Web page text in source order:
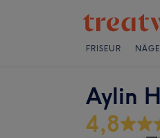
FRISEUR
Aylin
4,8